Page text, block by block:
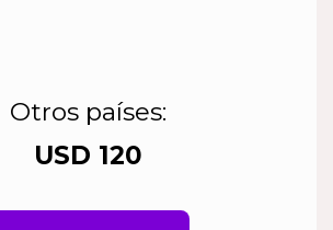
Otros países:
USD 120